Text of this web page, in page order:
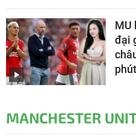
MU
đại
MANCHESTER